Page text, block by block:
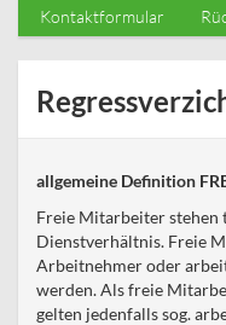
Kontaktformular
allgemeine Definition
Freie Mitarbeiter stehen
Dienstverhältnis. Freie
Arbeitnehmer oder
werden. Als freie
gelten jedenfalls sog.